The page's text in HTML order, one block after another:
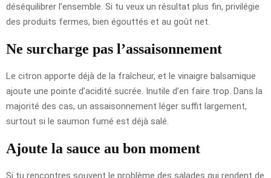
déséquilibrer l’ensemble. Si tu veux un résultat plus fin, privilégie
des produits fermes, bien égouttés et au goût net.
Ne surcharge pas l’assaisonnement
Le citron apporte déjà de la fraîcheur, et le vinaigre balsamique
ajoute une pointe d’acidité sucrée. Inutile d’en faire trop. Dans la
majorité des cas, un assaisonnement léger suffit largement,
surtout si le saumon fumé est déjà salé.
Ajoute la sauce au bon moment
Si tu rencontres souvent le problème des salades qui rendent de